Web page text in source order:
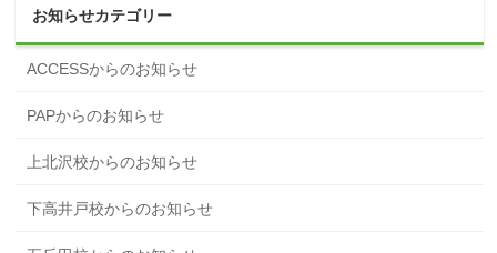
お知らせカテゴリー
ACCESSからのお知らせ
PAPからのお知らせ
上北沢校からのお知らせ
下高井戸校からのお知らせ